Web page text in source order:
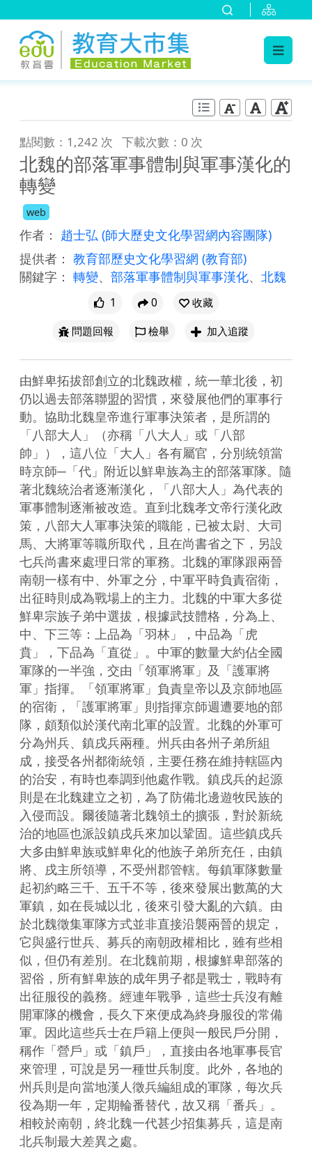
點閱數：1,242 次 下載次數：0 次
北魏的部落軍事體制與軍事漢化的
轉變
web
作者： 趙士弘 (師大歷史文化學習網內容團隊)
提供者： 教育部歷史文化學習網 (教育部)
關鍵字： 轉變、 部落軍事體制與軍事漢化、 北魏
1 0
收藏
問題回報
檢舉 加入追蹤
由鮮卑拓拔部創立的北魏政權，統一華北後，初
仍以過去部落聯盟的習慣，來發展他們的軍事行
動。協助北魏皇帝進行軍事決策者，是所謂的
「八部大人」（亦稱「八大人」或「八部
帥」），這八位「大人」各有屬官，分別統領當
時京師─「代」附近以鮮卑族為主的部落軍隊。隨
著北魏統治者逐漸漢化，「八部大人」為代表的
軍事體制逐漸被改造。直到北魏孝文帝行漢化政
策，八部大人軍事決策的職能，已被太尉、大司
馬、大將軍等職所取代，且在尚書省之下，另設
七兵尚書來處理日常的軍務。北魏的軍隊跟兩晉
南朝一樣有中、外軍之分，中軍平時負責宿衛，
出征時則成為戰場上的主力。北魏的中軍大多從
鮮卑宗族子弟中選拔，根據武技體格，分為上、
中、下三等：上品為「羽林」，中品為「虎
賁」，下品為「直從」。中軍的數量大約佔全國
軍隊的一半強，交由「領軍將軍」及「護軍將
軍」指揮。「領軍將軍」負責皇帝以及京師地區
的宿衛，「護軍將軍」則指揮京師週遭要地的部
隊，頗類似於漢代南北軍的設置。北魏的外軍可
分為州兵、鎮戌兵兩種。州兵由各州子弟所組
成，接受各州都衛統領，主要任務在維持轄區內
的治安，有時也奉調到他處作戰。鎮戌兵的起源
則是在北魏建立之初，為了防備北邊遊牧民族的
入侵而設。爾後隨著北魏領土的擴張，對於新統
治的地區也派設鎮戌兵來加以鞏固。這些鎮戌兵
大多由鮮卑族或鮮卑化的他族子弟所充任，由鎮
將、戌主所領導，不受州郡管轄。每鎮軍隊數量
起初約略三千、五千不等，後來發展出數萬的大
軍鎮，如在長城以北，後來引發大亂的六鎮。由
於北魏徵集軍隊方式並非直接沿襲兩晉的規定，
它與盛行世兵、募兵的南朝政權相比，雖有些相
似，但仍有差別。在北魏前期，根據鮮卑部落的
習俗，所有鮮卑族的成年男子都是戰士，戰時有
出征服役的義務。經連年戰爭，這些士兵沒有離
開軍隊的機會，長久下來便成為終身服役的常備
軍。因此這些兵士在戶籍上便與一般民戶分開，
稱作「營戶」或「鎮戶」，直接由各地軍事長官
來管理，可說是另一種世兵制度。此外，各地的
州兵則是向當地漢人徵兵編組成的軍隊，每次兵
役為期一年，定期輪番替代，故又稱「番兵」。
相較於南朝，終北魏一代甚少招集募兵，這是南
北兵制最大差異之處。